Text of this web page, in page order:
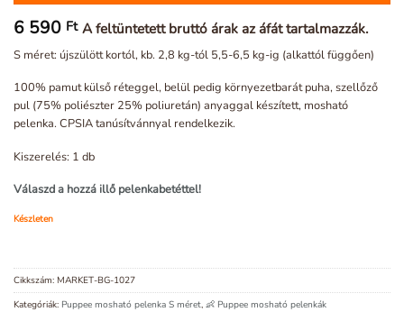
6 590 Ft A feltüntetett bruttó árak az áfát tartalmazzák.
S méret: újszülött kortól, kb. 2,8 kg-tól 5,5-6,5 kg-ig (alkattól függően)
100% pamut külső réteggel, belül pedig környezetbarát puha, szellőző
pul (75% poliészter 25% poliuretán) anyaggal készített, mosható
pelenka. CPSIA tanúsítvánnyal rendelkezik.
Kiszerelés: 1 db
Válaszd a hozzá illő pelenkabetéttel!
Készleten
Cikkszám: MARKET-BG-1027
Kategóriák: Puppee mosható pelenka S méret, 👶 Puppee mosható pelenkák